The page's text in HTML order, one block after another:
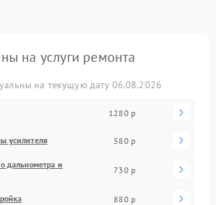
на услуги ремонта
на текущую дату 06.08.2026
1280 р
усилителя 580 р
дальнометра и
730 р
880 р